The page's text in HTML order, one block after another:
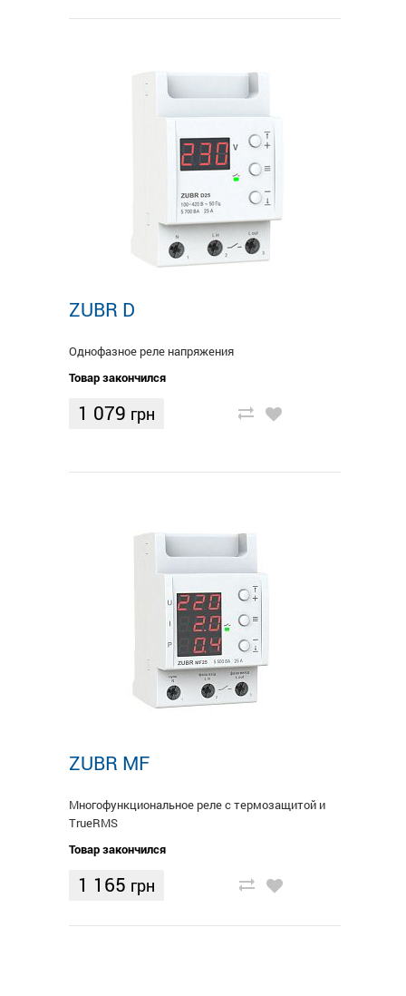
ZUBR D
Однофазное реле напряжения
Товар закончился
1 079 грн
ZUBR MF
Многофункциональное реле с термозащитой и
TruеRMS
Товар закончился
1 165 грн